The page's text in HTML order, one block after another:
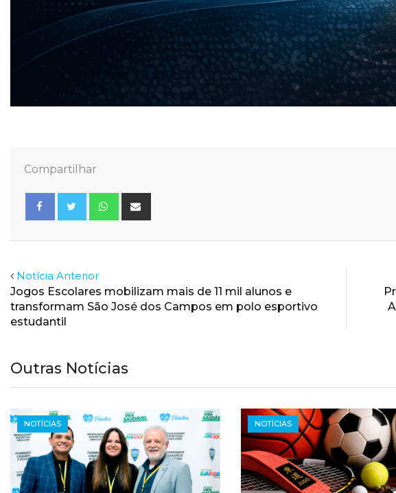
Compartilhar
Whatsapp
Notícia Anterior
Jogos Escolares mobilizam mais de 11 mil alunos e
transformam São José dos Campos em polo esportivo
estudantil
Outras Notícias
NOTÍCIAS NOTÍCIAS